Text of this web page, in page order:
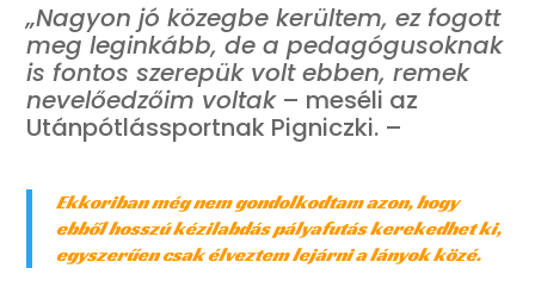
„Nagyon jó közegbe kerültem, ez fogott
meg leginkább, de a pedagógusoknak
is fontos szerepük volt ebben, remek
nevelőedzőim voltak – meséli az
Utánpótlássportnak Pigniczki. –
Ekkoriban még nem gondolkodtam azon, hogy
ebből hosszú kézilabdás pályafutás kerekedhet ki,
egyszerűen csak élveztem lejárni a lányok közé.